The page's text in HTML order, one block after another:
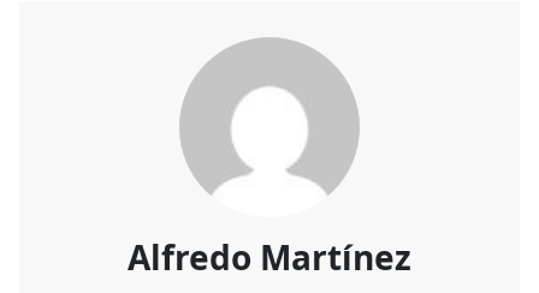
Alfredo Martínez